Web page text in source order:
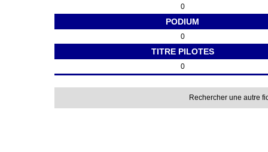
0
PODIUM
0
TITRE PILOTES
0
Rechercher une autre